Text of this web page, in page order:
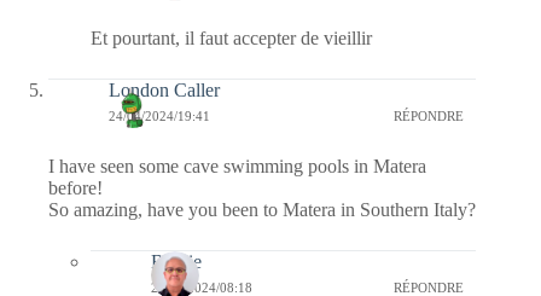
Et pourtant, il faut accepter de vieillir
London Caller
24/04/2024/19:41 RÉPONDRE
I have seen some cave swimming pools in Matera
before!
So amazing, have you been to Matera in Southern Italy?
Bernie
25/04/2024/08:18 RÉPONDRE